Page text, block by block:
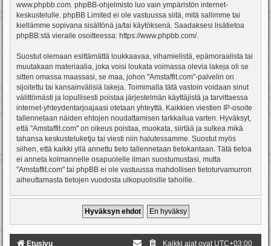
www.phpbb.com. phpBB-ohjelmisto luo vain ympäristön internet-
keskustelulle. phpBB Limited ei ole vastuussa siitä, mitä sallimme tai
kiellämme sopivana sisältönä ja/tai käytöksenä. Saadaksesi lisätietoa
phpBB:stä vieraile osoitteessa: https://www.phpbb.com/.
Suostut olemaan esittämättä loukkaavaa, vihamielistä, epämoraalista tai
muutakaan materiaalia, joka voisi loukata voimassa olevia lakeja oli se
sitten omassa maassasi, se maa, johon "Amstaffit.com"-palvelin on
sijoitettu tai kansainvälisiä lakeja. Toimimalla tätä vastoin voidaan sinut
välittömästi ja lopullisesti poistaa järjestelmän käyttäjistä ja tarvittaessa
internet-yhteydentarjoajaasi otetaan yhteyttä. Kaikkien viestien IP-osoite
tallennetaan näiden ehtojen noudattamisen tarkkailua varten. Hyväksyt,
että "Amstaffit.com" on oikeus poistaa, muokata, siirtää ja sulkea mikä
tahansa keskusteluketju tai viesti niin halutessamme. Suostut myös
siihen, että kaikki yllä annettu tieto tallennetaan tietokantaan. Tätä tietoa
ei anneta kolmannelle osapuolelle ilman suostumustasi, mutta
"Amstaffit.com" tai phpBB ei ole vastuussa mahdollisen tietoturvamurron
aiheuttamasta tietojen vuodosta ulkopuolisille tahoille.
Etusivu Kaikki ajat ovat UTC+03:00